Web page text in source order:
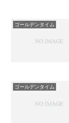
ゴールデンタイム
ゴールデンタイム